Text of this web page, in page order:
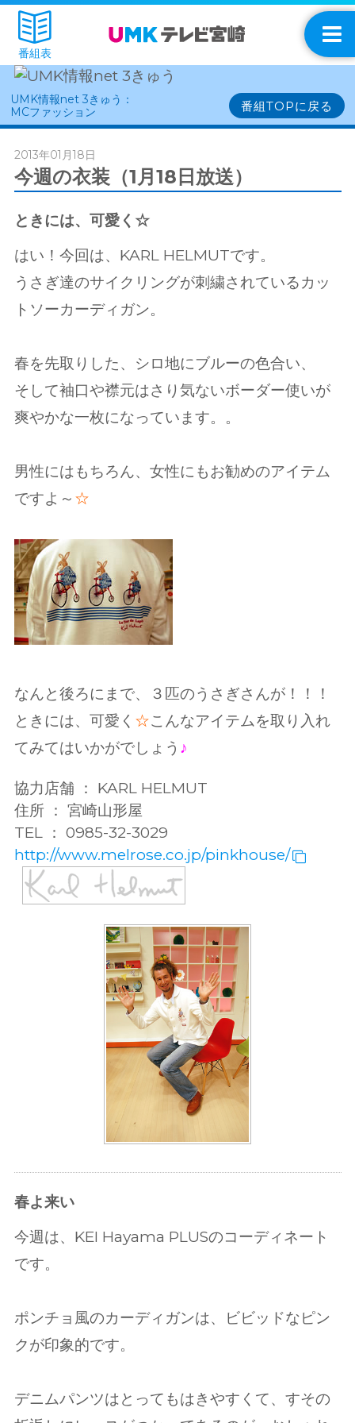
番組表
UMK情報net 3きゅう：
MCファッション
番組TOPに戻る
2013年01月18日
今週の衣装（1月18日放送）
ときには、可愛く☆
はい！今回は、KARL HELMUTです。
うさぎ達のサイクリングが刺繍されているカッ
トソーカーディガン。
春を先取りした、シロ地にブルーの色合い、
そして袖口や襟元はさり気ないボーダー使いが
爽やかな一枚になっています。。
男性にはもちろん、女性にもお勧めのアイテム
ですよ～ ☆
なんと後ろにまで、３匹のうさぎさんが！！！
ときには、可愛く ☆こんなアイテムを取り入れ
てみてはいかがでしょう ♪
協力店舗 ： KARL HELMUT
住所 ： 宮崎山形屋
TEL ： 0985-32-3029
http://www.melrose.co.jp/pinkhouse/
春よ来い
今週は、KEI Hayama PLUSのコーディネート
です。
ポンチョ風のカーディガンは、ビビッドなピン
クが印象的です。
デニムパンツはとってもはきやすくて、すその